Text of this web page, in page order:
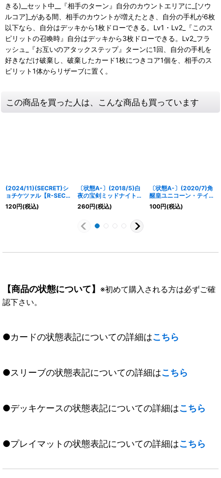
きる)__セット中__『相手のターン』自分のカウントエリアに_[ソウ
ルコア]_がある間、相手のカウントが増えたとき、自分の手札が6枚
以下なら、自分はデッキから1枚ドローできる。Lv1・Lv2_『このス
ピリットの召喚時』自分はデッキから3枚ドローできる。Lv2_フラ
ッシュ_『お互いのアタックステップ』ターンに1回、自分の手札を
好きなだけ破棄し、破棄したカード1枚につきコア1個を、相手のス
ピリット1体からリザーブに置く。
この商品を買った人は、こんな商品も買っています
(2024/11)(SECRET)シ
ョチケツァル【R-SEC】
{BSC44-003}《紫》
120円(税込)
〔状態A-〕(2018/5)白
夜の宝剣ミッドナイト・
サン【M】{SD44-
RV004}《白》
260円(税込)
〔状態A-〕(2020/7)角
醒皇ユニコーン・テイカ
ー【X】{BS52-X04}
《白》
100円(税込)
【商品の状態について】 ※初めて購入される方は必ずご確
認下さい。
●カードの状態表記についての詳細はこちら
●スリーブの状態表記についての詳細はこちら
●デッキケースの状態表記についての詳細はこちら
●プレイマットの状態表記についての詳細はこちら